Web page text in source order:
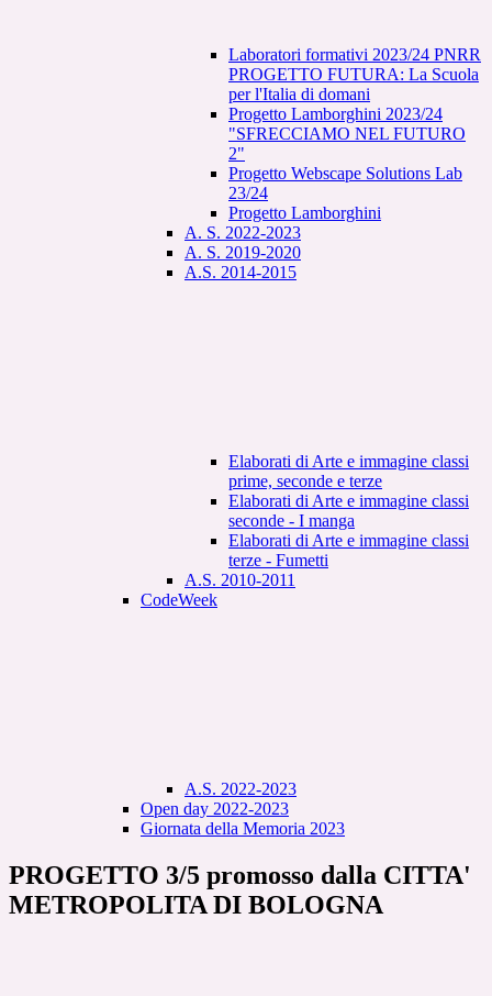
Laboratori formativi 2023/24 PNRR
PROGETTO FUTURA: La Scuola
per l'Italia di domani
Progetto Lamborghini 2023/24
"SFRECCIAMO NEL FUTURO
2"
Progetto Webscape Solutions Lab
23/24
Progetto Lamborghini
A. S. 2022-2023
A. S. 2019-2020
A.S. 2014-2015
Elaborati di Arte e immagine classi
prime, seconde e terze
Elaborati di Arte e immagine classi
seconde - I manga
Elaborati di Arte e immagine classi
terze - Fumetti
A.S. 2010-2011
CodeWeek
A.S. 2022-2023
Open day 2022-2023
Giornata della Memoria 2023
PROGETTO 3/5 promosso dalla CITTA'
METROPOLITA DI BOLOGNA